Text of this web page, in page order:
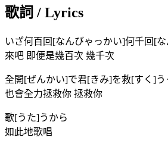
歌詞 / Lyrics
いざ何百回[なんびゃっかい]何千回[
來吧 即便是幾百次 幾千次
全開[ぜんかい]で君[きみ]を救[すく]う
也會全力拯救你 拯救你
歌[うた]うから
如此地歌唱